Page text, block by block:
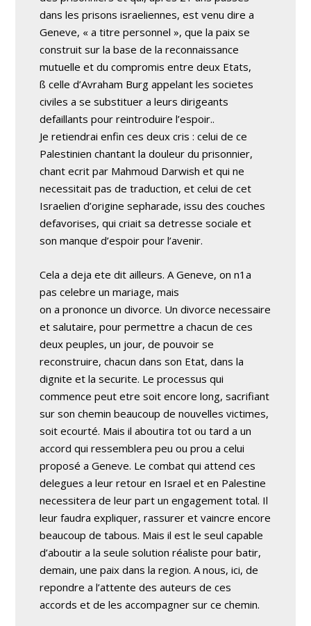
dans les prisons israeliennes, est venu dire a
Geneve, « a titre personnel », que la paix se
construit sur la base de la reconnaissance
mutuelle et du compromis entre deux Etats,
ß celle d’Avraham Burg appelant les societes
civiles a se substituer a leurs dirigeants
defaillants pour reintroduire l’espoir..
Je retiendrai enfin ces deux cris : celui de ce
Palestinien chantant la douleur du prisonnier,
chant ecrit par Mahmoud Darwish et qui ne
necessitait pas de traduction, et celui de cet
Israelien d’origine sepharade, issu des couches
defavorises, qui criait sa detresse sociale et
son manque d’espoir pour l’avenir.
Cela a deja ete dit ailleurs. A Geneve, on n1a
pas celebre un mariage, mais
on a prononce un divorce. Un divorce necessaire
et salutaire, pour permettre a chacun de ces
deux peuples, un jour, de pouvoir se
reconstruire, chacun dans son Etat, dans la
dignite et la securite. Le processus qui
commence peut etre soit encore long, sacrifiant
sur son chemin beaucoup de nouvelles victimes,
soit ecourté. Mais il aboutira tot ou tard a un
accord qui ressemblera peu ou prou a celui
proposé a Geneve. Le combat qui attend ces
delegues a leur retour en Israel et en Palestine
necessitera de leur part un engagement total. Il
leur faudra expliquer, rassurer et vaincre encore
beaucoup de tabous. Mais il est le seul capable
d’aboutir a la seule solution réaliste pour batir,
demain, une paix dans la region. A nous, ici, de
repondre a l’attente des auteurs de ces
accords et de les accompagner sur ce chemin.